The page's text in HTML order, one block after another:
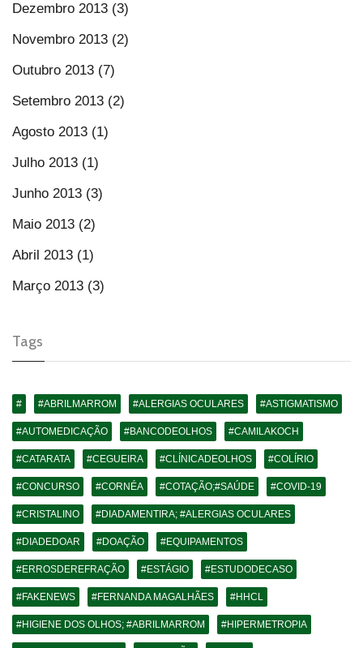
Dezembro 2013 (3)
Novembro 2013 (2)
Outubro 2013 (7)
Setembro 2013 (2)
Agosto 2013 (1)
Julho 2013 (1)
Junho 2013 (3)
Maio 2013 (2)
Abril 2013 (1)
Março 2013 (3)
Tags
# #ABRILMARROM #ALERGIAS OCULARES #ASTIGMATISMO
#AUTOMEDICAÇÃO #BANCODEOLHOS #CAMILAKOCH
#CATARATA #CEGUEIRA #CLÍNICADEOLHOS #COLÍRIO
#CONCURSO #CORNÉA #COTAÇÃO;#SAÚDE #COVID-19
#CRISTALINO #DIADAMENTIRA; #ALERGIAS OCULARES
#DIADEDOAR #DOAÇÃO #EQUIPAMENTOS
#ERROSDEREFRAÇÃO #ESTÁGIO #ESTUDODECASO
#FAKENEWS #FERNANDA MAGALHÃES #HHCL
#HIGIENE DOS OLHOS; #ABRILMARROM #HIPERMETROPIA